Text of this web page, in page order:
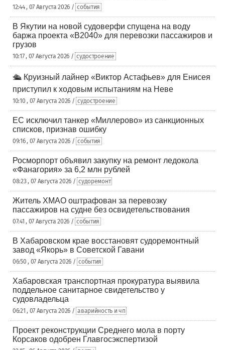
12:44 , 07 Августа 2026 / события
В Якутии на новой судоверфи спущена на воду
баржа проекта «В2040» для перевозки пассажиров и
грузов
10:17 , 07 Августа 2026 / судостроение
🛳️ Круизный лайнер «Виктор Астафьев» для Енисея
приступил к ходовым испытаниям на Неве
10:10 , 07 Августа 2026 / судостроение
ЕС исключил танкер «Миллерово» из санкционных
списков, признав ошибку
09:16 , 07 Августа 2026 / события
Росморпорт объявил закупку на ремонт ледокола
«Фанагория» за 6,2 млн рублей
08:23 , 07 Августа 2026 / судоремонт
Житель ХМАО оштрафован за перевозку
пассажиров на судне без освидетельствования
07:41 , 07 Августа 2026 / события
В Хабаровском крае восстановят судоремонтный
завод «Якорь» в Советской Гавани
06:50 , 07 Августа 2026 / события
Хабаровская транспортная прокуратура выявила
поддельное санитарное свидетельство у
судовладельца
06:21 , 07 Августа 2026 / аварийность и чп
Проект реконструкции Среднего мола в порту
Корсаков одобрен Главгосэкспертизой